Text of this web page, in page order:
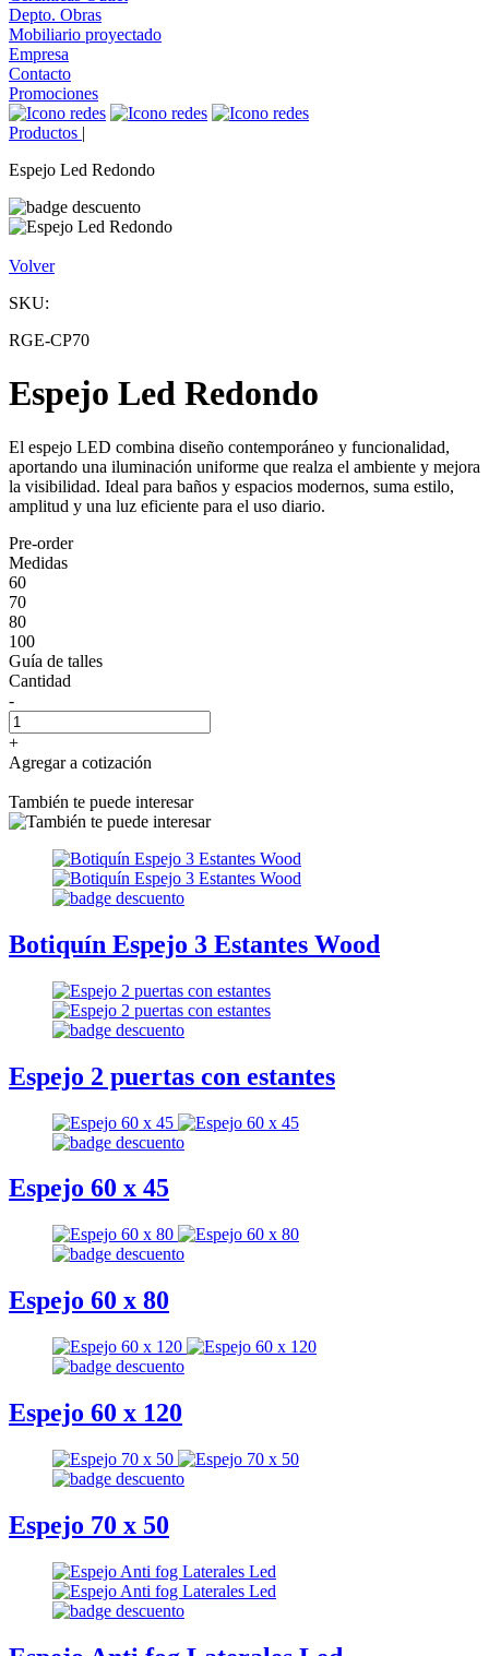
Depto. Obras
Mobiliario proyectado
Empresa
Contacto
Promociones
Productos |
Espejo Led Redondo
Volver
SKU:
RGE-CP70
Espejo Led Redondo
El espejo LED combina diseño contemporáneo y funcionalidad,
aportando una iluminación uniforme que realza el ambiente y mejora
la visibilidad. Ideal para baños y espacios modernos, suma estilo,
amplitud y una luz eficiente para el uso diario.
Pre-order
Medidas
60
70
80
100
Guía de talles
Cantidad
-
+
Agregar a cotización
También te puede interesar
Botiquín Espejo 3 Estantes Wood
Espejo 2 puertas con estantes
Espejo 60 x 45
Espejo 60 x 80
Espejo 60 x 120
Espejo 70 x 50